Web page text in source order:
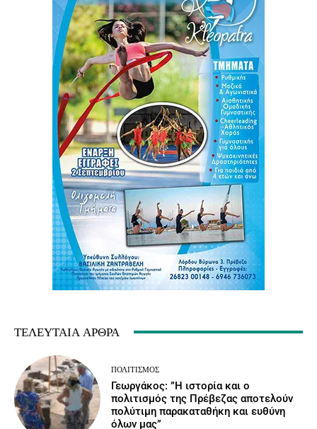
ΤΕΛΕΥΤΑΊΑ ΆΡΘΡΑ
ΠΟΛΙΤΙΣΜΌΣ
Γεωργάκος: ”Η ιστορία και ο
πολιτισμός της Πρέβεζας αποτελούν
πολύτιμη παρακαταθήκη και ευθύνη
όλων μας”